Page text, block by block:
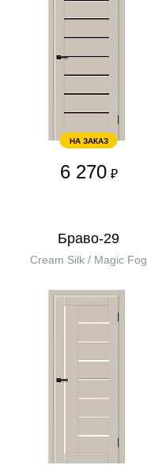
НА ЗАКАЗ
6 270 ₽
Браво-29
Cream Silk / Magic Fog